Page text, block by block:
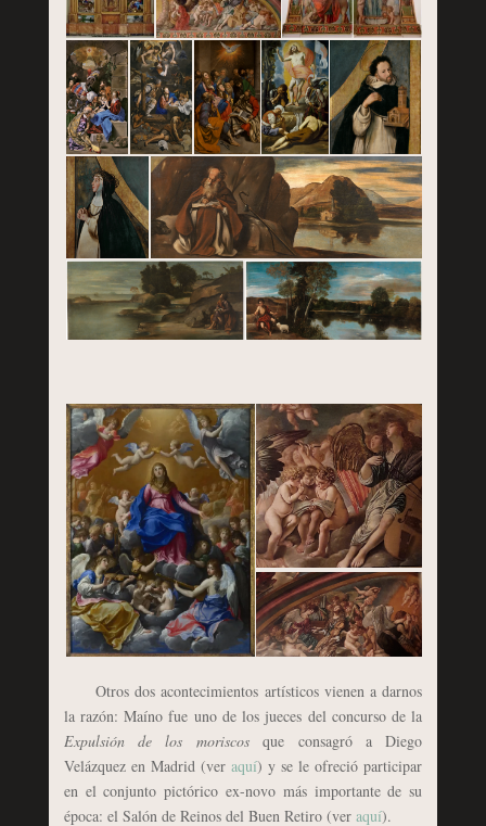
Otros dos acontecimientos artísticos vienen a darnos
la razón: Maíno fue uno de los jueces del concurso de la
Expulsión de los moriscosque consagró a Diego
Velázquez en Madrid (ver aquí) y se le ofreció participar
en el conjunto pictórico ex-novo más importante de su
época: el Salón de Reinos del Buen Retiro (ver aquí).